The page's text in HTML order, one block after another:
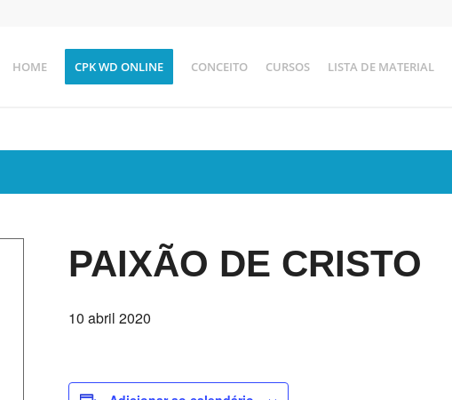
HOME CPK WD ONLINE CONCEITO CURSOS LISTA DE MATERIAL
PAIXÃO DE CRISTO
10 abril 2020